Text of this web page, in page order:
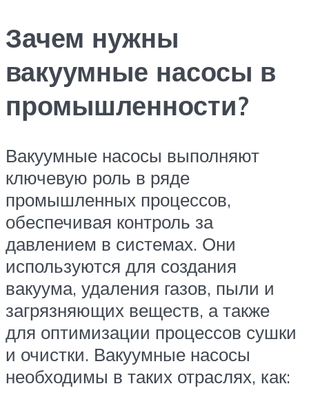
Зачем нужны
вакуумные насосы в
промышленности?
Вакуумные насосы выполняют
ключевую роль в ряде
промышленных процессов,
обеспечивая контроль за
давлением в системах. Они
используются для создания
вакуума, удаления газов, пыли и
загрязняющих веществ, а также
для оптимизации процессов сушки
и очистки. Вакуумные насосы
необходимы в таких отраслях, как: